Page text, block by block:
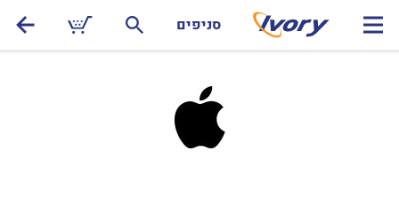
סניפים